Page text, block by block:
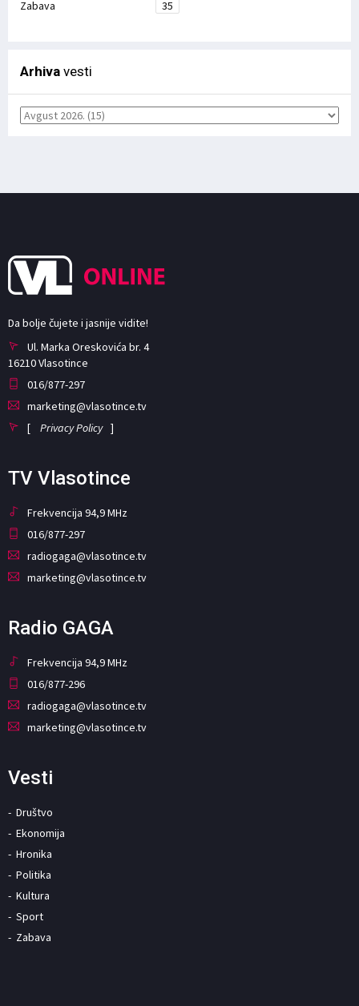
Zabava 35
Arhiva vesti
Da bolje čujete i jasnije vidite!
Ul. Marka Oreskovića br. 4
16210 Vlasotince
016/877-297
marketing@vlasotince.tv
[ Privacy Policy ]
TV Vlasotince
Frekvencija 94,9 MHz
016/877-297
radiogaga@vlasotince.tv
marketing@vlasotince.tv
Radio GAGA
Frekvencija 94,9 MHz
016/877-296
radiogaga@vlasotince.tv
marketing@vlasotince.tv
Vesti
Društvo
Ekonomija
Hronika
Politika
Kultura
Sport
Zabava